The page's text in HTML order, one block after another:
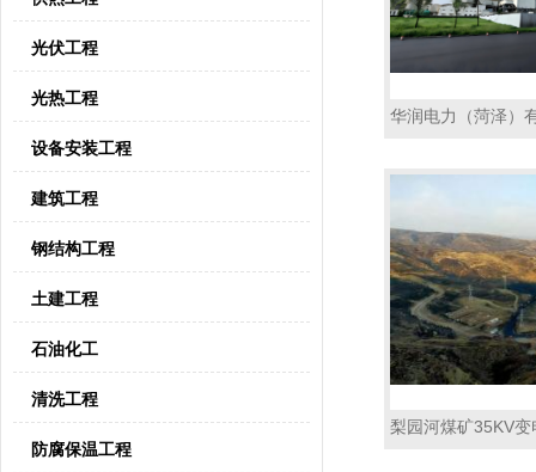
光伏工程
光热工程
设备安装工程
建筑工程
钢结构工程
土建工程
石油化工
清洗工程
防腐保温工程
华润电力（菏泽）
梨园河煤矿35KV